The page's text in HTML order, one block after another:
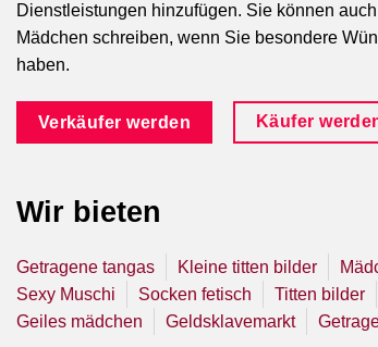
Dienstleistungen hinzufügen. Sie können
Mädchen schreiben, wenn Sie besondere
haben.
Verkäufer werden Käufer
Wir bieten
Getragene tangas Kleine titten bilder
Sexy Muschi
Socken fetisch Titten bilder
Geiles mädchen
Geldsklavemarkt